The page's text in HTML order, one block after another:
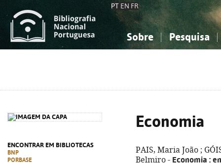
PT EN FR
Sobre Pesquisa
ENCONTRAR EM BIBLIOTECAS
BNP
PORBASE
Economia
PAIS, Maria João ;
Belmiro - Economia :